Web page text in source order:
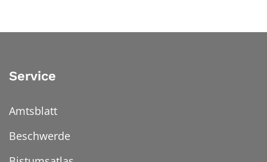
Service
Amtsblatt
Beschwerde